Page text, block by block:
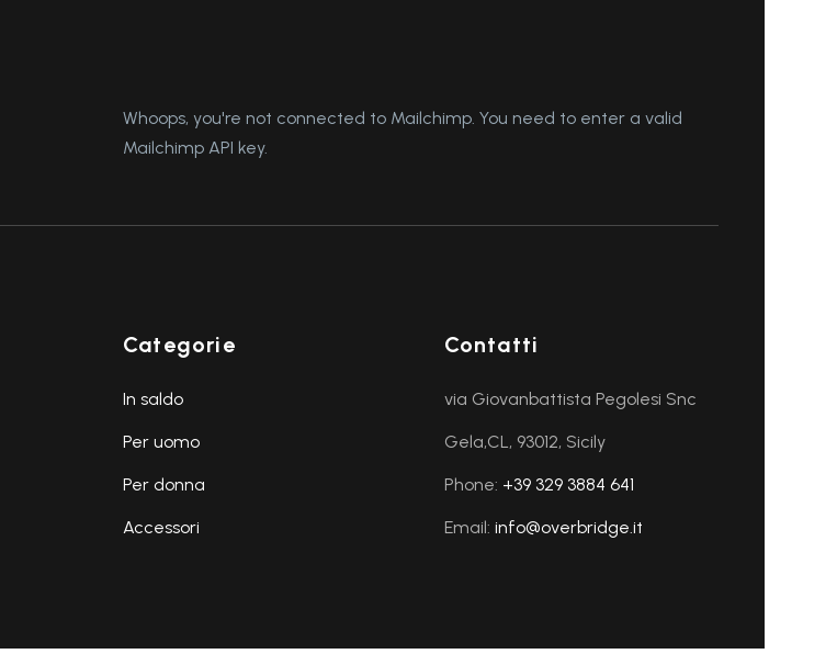
Whoops, you're not connected to Mailchimp. You need to enter a valid
Mailchimp API key.
Categorie
In saldo
Per uomo
Per donna
Accessori
Contatti
via Giovanbattista Pegolesi Snc
Gela,CL, 93012, Sicily
Phone: +39 329 3884 641
Email: info@overbridge.it